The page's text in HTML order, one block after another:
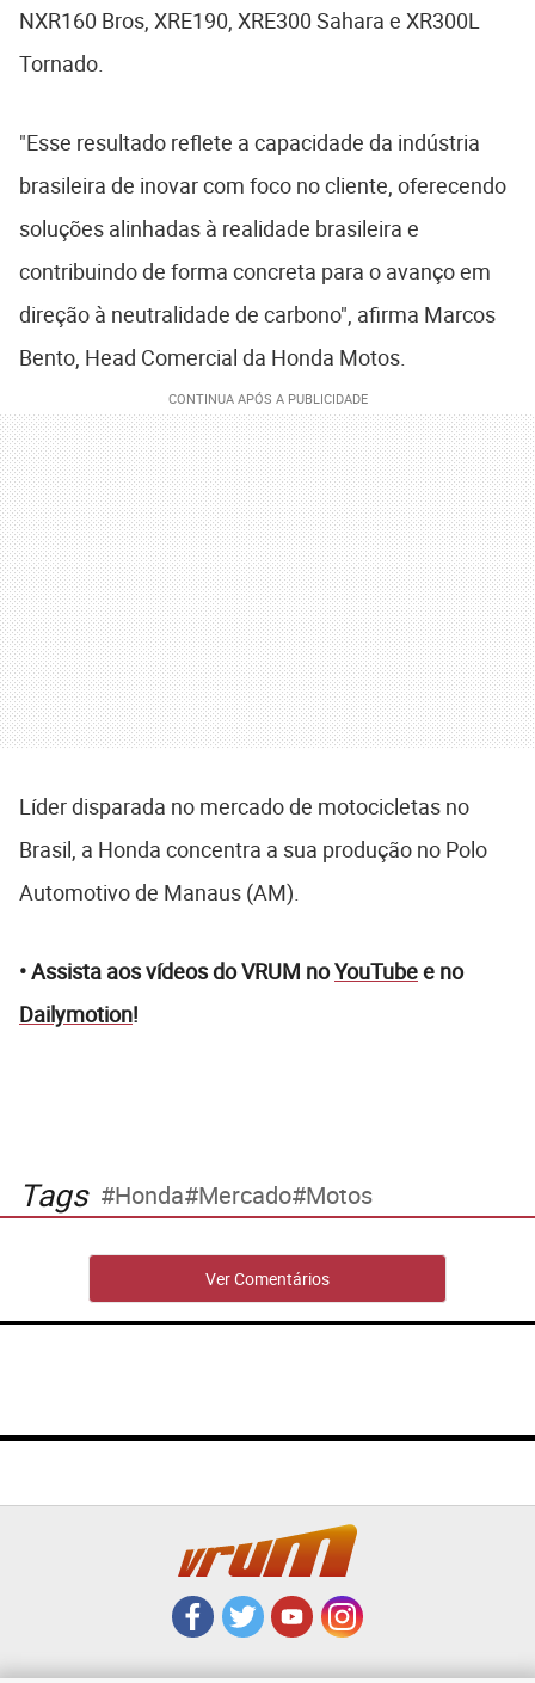
NXR160 Bros, XRE190, XRE300 Sahara e XR300L
Tornado.
"Esse resultado reflete a capacidade da indústria
brasileira de inovar com foco no cliente, oferecendo
soluções alinhadas à realidade brasileira e
contribuindo de forma concreta para o avanço em
direção à neutralidade de carbono", afirma Marcos
Bento, Head Comercial da Honda Motos.
Líder disparada no mercado de motocicletas no
Brasil, a Honda concentra a sua produção no Polo
Automotivo de Manaus (AM).
• Assista aos vídeos do VRUM noYouTubee no
Dailymotion!
Tags Honda Mercado Motos
Ver Comentários